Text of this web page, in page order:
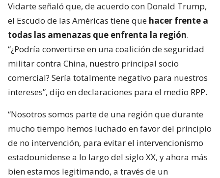
Vidarte señaló que, de acuerdo con Donald Trump,
el Escudo de las Américas tiene que hacer frente a
todas las amenazas que enfrenta la región.
“¿Podría convertirse en una coalición de seguridad
militar contra China, nuestro principal socio
comercial? Sería totalmente negativo para nuestros
intereses”, dijo en declaraciones para el medio RPP.
“Nosotros somos parte de una región que durante
mucho tiempo hemos luchado en favor del principio
de no intervención, para evitar el intervencionismo
estadounidense a lo largo del siglo XX, y ahora más
bien estamos legitimando, a través de un